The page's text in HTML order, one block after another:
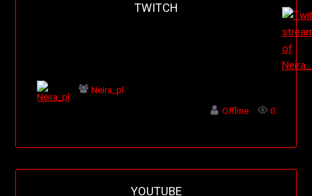
TWITCH
Neira_pl
Offline
0
YOUTUBE